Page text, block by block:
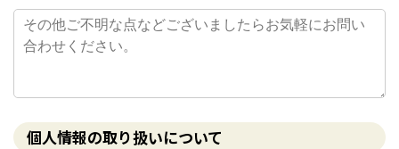
個人情報の取り扱いについて